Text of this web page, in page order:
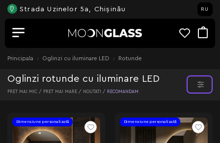
Strada Uzinelor 5a, Chișinău RU
Principala Oglinzi cu iluminare LED Rotunde
Oglinzi rotunde cu iluminare LED
PRET MAI MIC / PRET MAI MARE / NOUTATI / RECOMANDAM
Dimensiune personalizată Dimensiune personalizată